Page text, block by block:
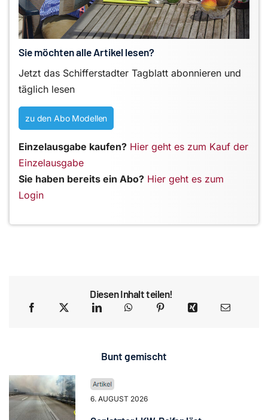
Sie möchten alle Artikel lesen?
Jetzt das Schifferstadter Tagblatt abonnieren und
täglich lesen
zu den Abo Modellen
Einzelausgabe kaufen? Hier geht es zum Kauf der
Einzelausgabe
Sie haben bereits ein Abo? Hier geht es zum
Login
Diesen Inhalt teilen!
Bunt gemischt
6. AUGUST 2026